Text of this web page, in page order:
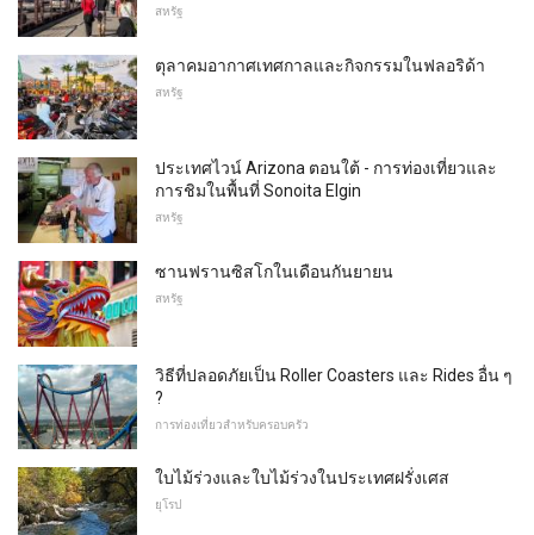
สหรัฐ
ตุลาคมอากาศเทศกาลและกิจกรรมในฟลอริด้า
สหรัฐ
ประเทศไวน์ Arizona ตอนใต้ - การท่องเที่ยวและ
การชิมในพื้นที่ Sonoita Elgin
สหรัฐ
ซานฟรานซิสโกในเดือนกันยายน
สหรัฐ
วิธีที่ปลอดภัยเป็น Roller Coasters และ Rides อื่น ๆ
?
การท่องเที่ยวสำหรับครอบครัว
ใบไม้ร่วงและใบไม้ร่วงในประเทศฝรั่งเศส
ยุโรป